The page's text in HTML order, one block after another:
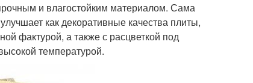
и влагостойким материалом. Сама
как декоративные качества плиты,
фактурой, а также с расцветкой под
температурой.